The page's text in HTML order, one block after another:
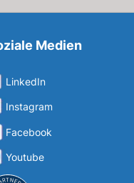
Medien
LinkedIn
Instagram
Facebook
Youtube